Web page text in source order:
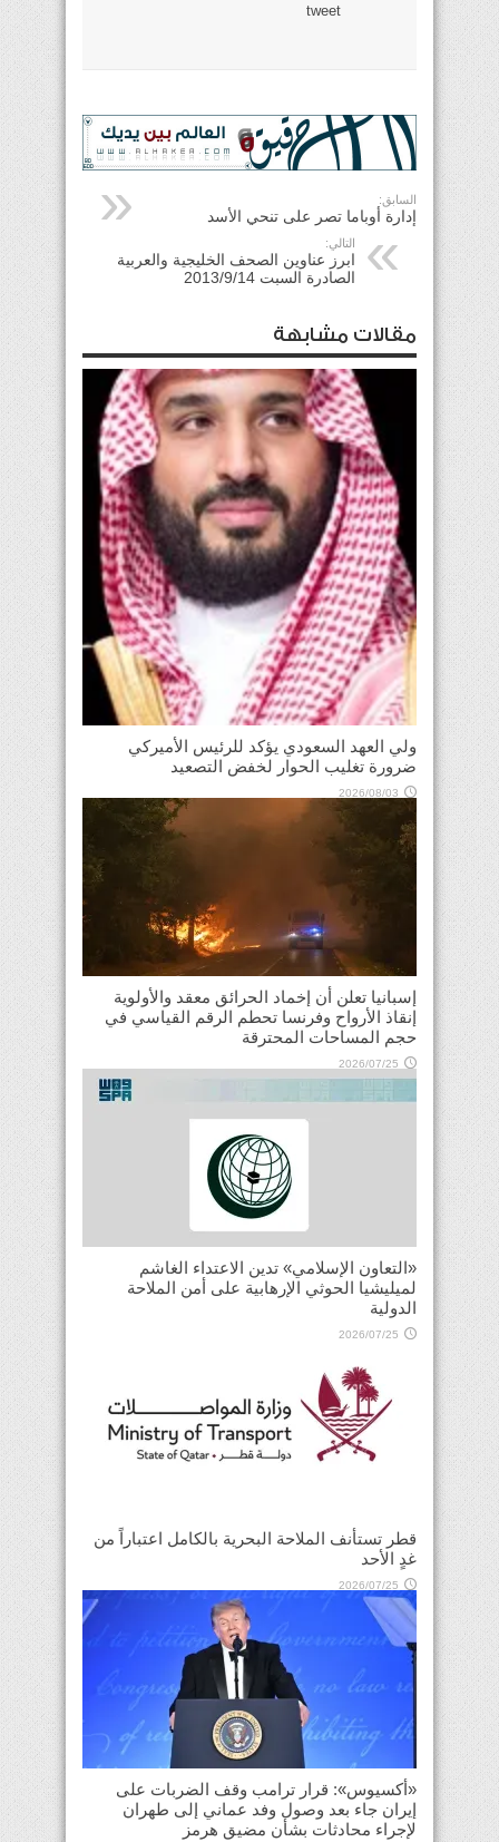
tweet
السابق:
إدارة أوباما تصر على تنحي الأسد
التالي:
ابرز عناوين الصحف الخليجية والعربية
الصادرة السبت 2013/9/14
مقالات مشابهة
ولي العهد السعودي يؤكد للرئيس الأميركي
ضرورة تغليب الحوار لخفض التصعيد
2026/08/03
إسبانيا تعلن أن إخماد الحرائق معقد والأولوية
إنقاذ الأرواح وفرنسا تحطم الرقم القياسي في
حجم المساحات المحترقة
2026/07/25
«التعاون الإسلامي» تدين الاعتداء الغاشم
لميليشيا الحوثي الإرهابية على أمن الملاحة
الدولية
2026/07/25
قطر تستأنف الملاحة البحرية بالكامل اعتباراً من
غدٍ الأحد
2026/07/25
«أكسيوس»: قرار ترامب وقف الضربات على
إيران جاء بعد وصول وفد عماني إلى طهران
لإجراء محادثات بشأن مضيق هرمز